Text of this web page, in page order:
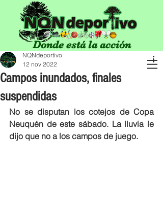
Donde está la acción
Campos inundados, finales
suspendidas
NQNdeportivo
12 nov 2022
No se disputan los cotejos de Copa
Neuquén de este sábado. La lluvia le
dijo que no a los campos de juego.